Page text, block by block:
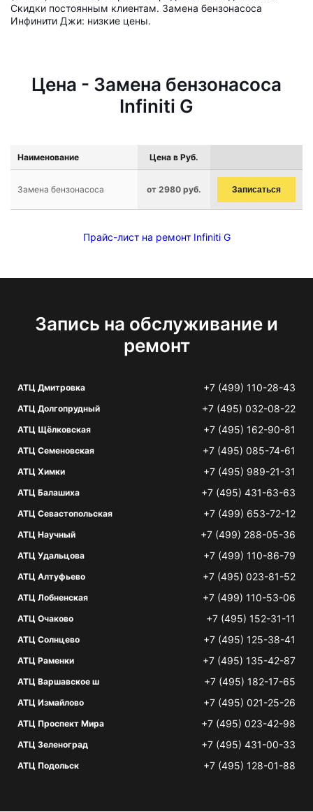
Скидки постоянным клиентам. Замена бензонасоса
Инфинити Джи: низкие цены.
Цена - Замена бензонасоса
Infiniti G
Наименование Цена в Руб.
Замена бензонасоса от 2980 руб. Записаться
Прайс-лист на ремонт Infiniti G
Запись на обслуживание и
ремонт
АТЦ Дмитровка +7 (499) 110-28-43
АТЦ Долгопрудный +7 (495) 032-08-22
АТЦ Щёлковская +7 (495) 162-90-81
АТЦ Семеновская +7 (495) 085-74-61
АТЦ Химки +7 (495) 989-21-31
АТЦ Балашиха +7 (495) 431-63-63
АТЦ Севастопольская +7 (499) 653-72-12
АТЦ Научный +7 (499) 288-05-36
АТЦ Удальцова +7 (499) 110-86-79
АТЦ Алтуфьево +7 (495) 023-81-52
АТЦ Лобненская +7 (499) 110-53-06
АТЦ Очаково +7 (495) 152-31-11
АТЦ Солнцево +7 (495) 125-38-41
АТЦ Раменки +7 (495) 135-42-87
АТЦ Варшавское ш +7 (495) 182-17-65
АТЦ Измайлово +7 (495) 021-25-26
АТЦ Проспект Мира +7 (495) 023-42-98
АТЦ Зеленоград +7 (495) 431-00-33
АТЦ Подольск +7 (495) 128-01-88